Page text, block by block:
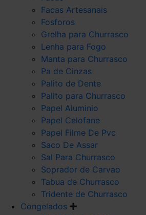
Facas Artesanais
Fosforos
Grelha para Churrasco
Lenha para Fogo
Manta para Churrasco
Pa de Cinzas
Palito de Dente
Palito para Churrasco
Papel Aluminio
Papel Celofane
Papel Filme De Pvc
Saco De Assar
Sal Para Churrasco
Soprador de Carvao
Tabua de Churrasco
Tridente de Churrasco
Congelados